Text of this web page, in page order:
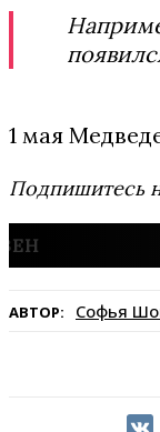
1 мая
Подпишитесь
АВТОР: Софья